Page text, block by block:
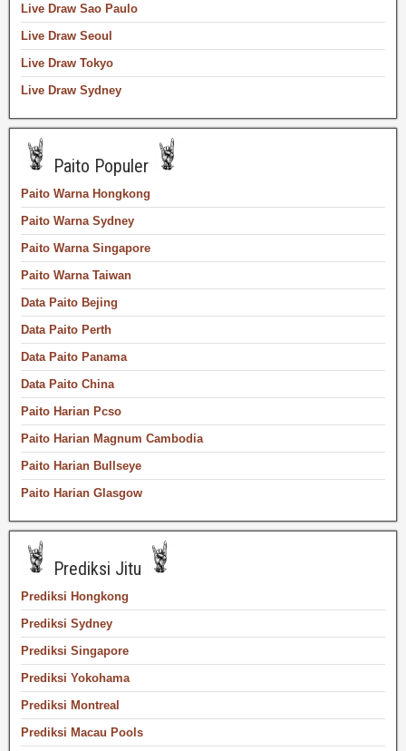
Live Draw Sao Paulo
Live Draw Seoul
Live Draw Tokyo
Live Draw Sydney
Paito Populer
Paito Warna Hongkong
Paito Warna Sydney
Paito Warna Singapore
Paito Warna Taiwan
Data Paito Bejing
Data Paito Perth
Data Paito Panama
Data Paito China
Paito Harian Pcso
Paito Harian Magnum Cambodia
Paito Harian Bullseye
Paito Harian Glasgow
Prediksi Jitu
Prediksi Hongkong
Prediksi Sydney
Prediksi Singapore
Prediksi Yokohama
Prediksi Montreal
Prediksi Macau Pools